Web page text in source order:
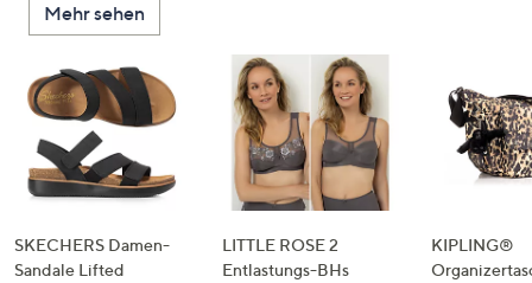
unten
oder
wischen
Sie
Touch-
Geräten
links
bzw.
Mehr sehen
SKECHERS Damen-
Sandale Lifted
LITTLE ROSE 2
Entlastungs-BHs
KIPLING®